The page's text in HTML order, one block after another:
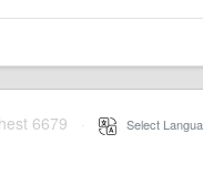
6679 Select